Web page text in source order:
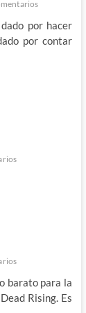
por hacer
por contar
barato para la
Rising. Es